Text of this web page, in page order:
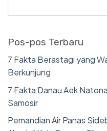
Pos-pos Terbaru
7 Fakta Berastagi yang
Berkunjung
7 Fakta Danau Aek
Samosir
Pemandian Air Panas